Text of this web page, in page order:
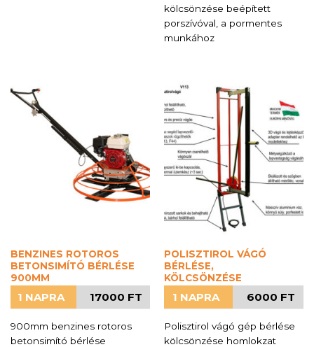
kölcsönzése beépített
porszívóval, a pormentes
munkához
BENZINES ROTOROS
BETONSIMÍTÓ BÉRLÉSE
900MM
1 NAPRA 17000 FT
900mm benzines rotoros
betonsimító bérlése
POLISZTIROL VÁGÓ
BÉRLÉSE,
KÖLCSÖNZÉSE
1 NAPRA 6000 FT
Polisztirol vágó gép bérlése
kölcsönzése homlokzat